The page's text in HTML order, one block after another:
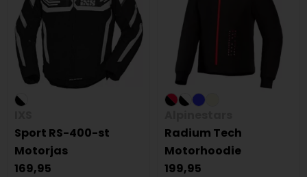
Sport RS-400-st
Motorjas
169,95
Radium Tech
Motorhoodie
199,95